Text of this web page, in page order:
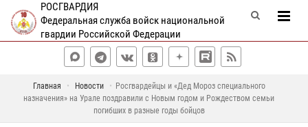
РОСГВАРДИЯ
Федеральная служба войск национальной
гвардии Российской Федерации
Главная Новости
Росгвардейцы и «Дед Мороз специального
назначения» на Урале поздравили с Новым годом и Рождеством семьи
погибших в разные годы бойцов